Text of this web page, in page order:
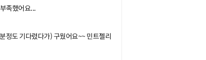
족했어요...
정도 기다렸다가) 구웠어요~~ 민트젤리